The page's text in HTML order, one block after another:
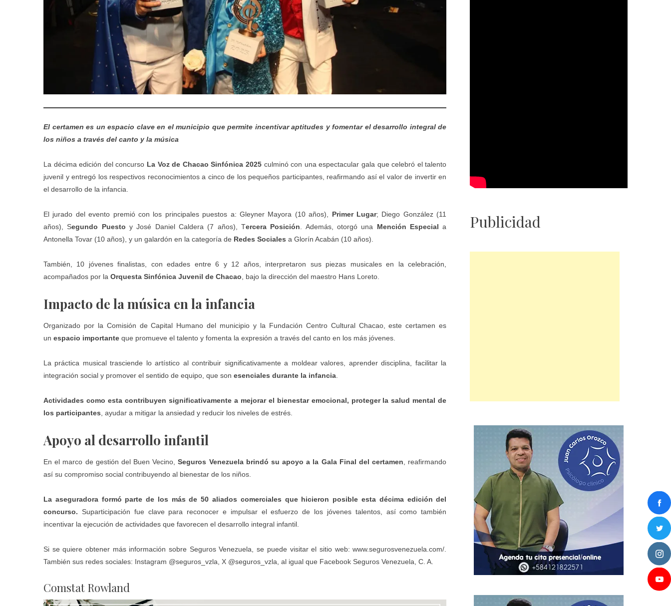
El certamen es un espacio clave en el municipio que permite incentivar aptitudes y fomentar el desarrollo integral de
los niños a través del canto y la música
La décima edición del concurso La Voz de Chacao Sinfónica 2025culminó con una espectacular gala que celebró el talento
juvenil y entregó los respectivos reconocimientos a cinco de los pequeños participantes, reafirmando así el valor de invertir en
el desarrollo de la infancia.
El jurado del evento premió con los principales puestos a: Gleyner Mayora (10 años), Primer Lugar; Diego González (11
años), Segundo Puesto y José Daniel Caldera (7 años), Tercera Posición . Además, otorgó una Mención Especial a
Antonella Tovar (10 años), y un galardón en la categoría de Redes Sociales a Glorín Acabán (10 años).
También, 10 jóvenes finalistas, con edades entre 6 y 12 años, interpretaron sus piezas musicales en la celebración,
acompañados por la Orquesta Sinfónica Juvenil de Chacao , bajo la dirección del maestro Hans Loreto.
Impacto de la música en la infancia
Organizado por la Comisión de Capital Humano del municipio y la Fundación Centro Cultural Chacao, este certamen es
un espacio importante que promueve el talento y fomenta la expresión a través del canto en los más jóvenes.
La práctica musical trasciende lo artístico al contribuir significativamente a moldear valores, aprender disciplina, facilitar la
integración social y promover el sentido de equipo, que son esenciales durante la infancia
Actividades como esta contribuyen significativamente a mejorar el bienestaremocional, proteger la salud mental de
los participantes , ayudar a mitigar la ansiedad y reducir los niveles de estrés.
Apoyo al desarrollo infantil
En el marco de gestión del Buen Vecino,Seguros Venezuelabrindó su apoyo a la Gala Final del certamen , reafirmando
así su compromiso social contribuyendo al bienestar de los niños.
La aseguradora formó parte de los más de 50 aliados comerciales que hicieron posible esta décima edición del
concurso. Suparticipación fue clave para reconocer e impulsar el esfuerzo de los jóvenes talentos, así como también
incentivar la ejecución de actividades que favorecen el desarrollo integral infantil.
Si se quiere obtener más información sobre Seguros Venezuela, se puede visitar el sitio web:www.segurosvenezuela.com/
También sus redes sociales: Instagram @seguros_vzla , X @seguros_vzla , al igual que Facebook Seguros Venezuela, C. A.
Comstat Rowland
Publicidad